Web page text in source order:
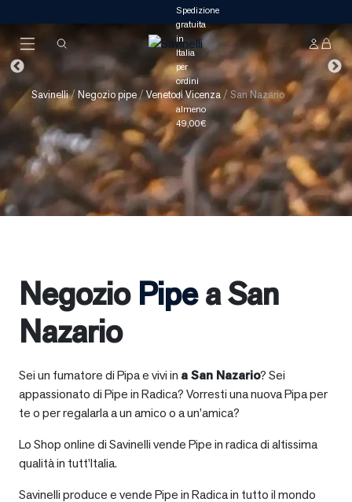
Savinelli/ Negozio pipe/Veneto/Vicenza / San Nazario
Negozio Pipea San
Nazario
Sei un fumatore di Pipa e vivi in aSan Nazario? Sei
appassionato di Pipe in Radica? Vorresti una nuova Pipa per
te o per regalarla a un amico o a un’amica?
Lo Shop online di Savinelli vende Pipe in radica di altissima
qualità in tutt’Italia.
Savinelli produce e vende Pipe in Radica in tutto il mondo